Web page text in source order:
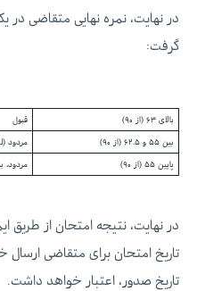
در نهایت، نمره نهایی متقاضی در
گرفت:
بالای ۶۳ (از ۹۰) قبول
بین ۵۵ و ۶۲.۵ (از ۹۰) مردود
پایین ۵۵ (از ۹۰) مردود،
در نهایت، نتیجه امتحان از
تاریخ امتحان برای متقاضی
تاریخ صدور، اعتبار خواهد داشت.